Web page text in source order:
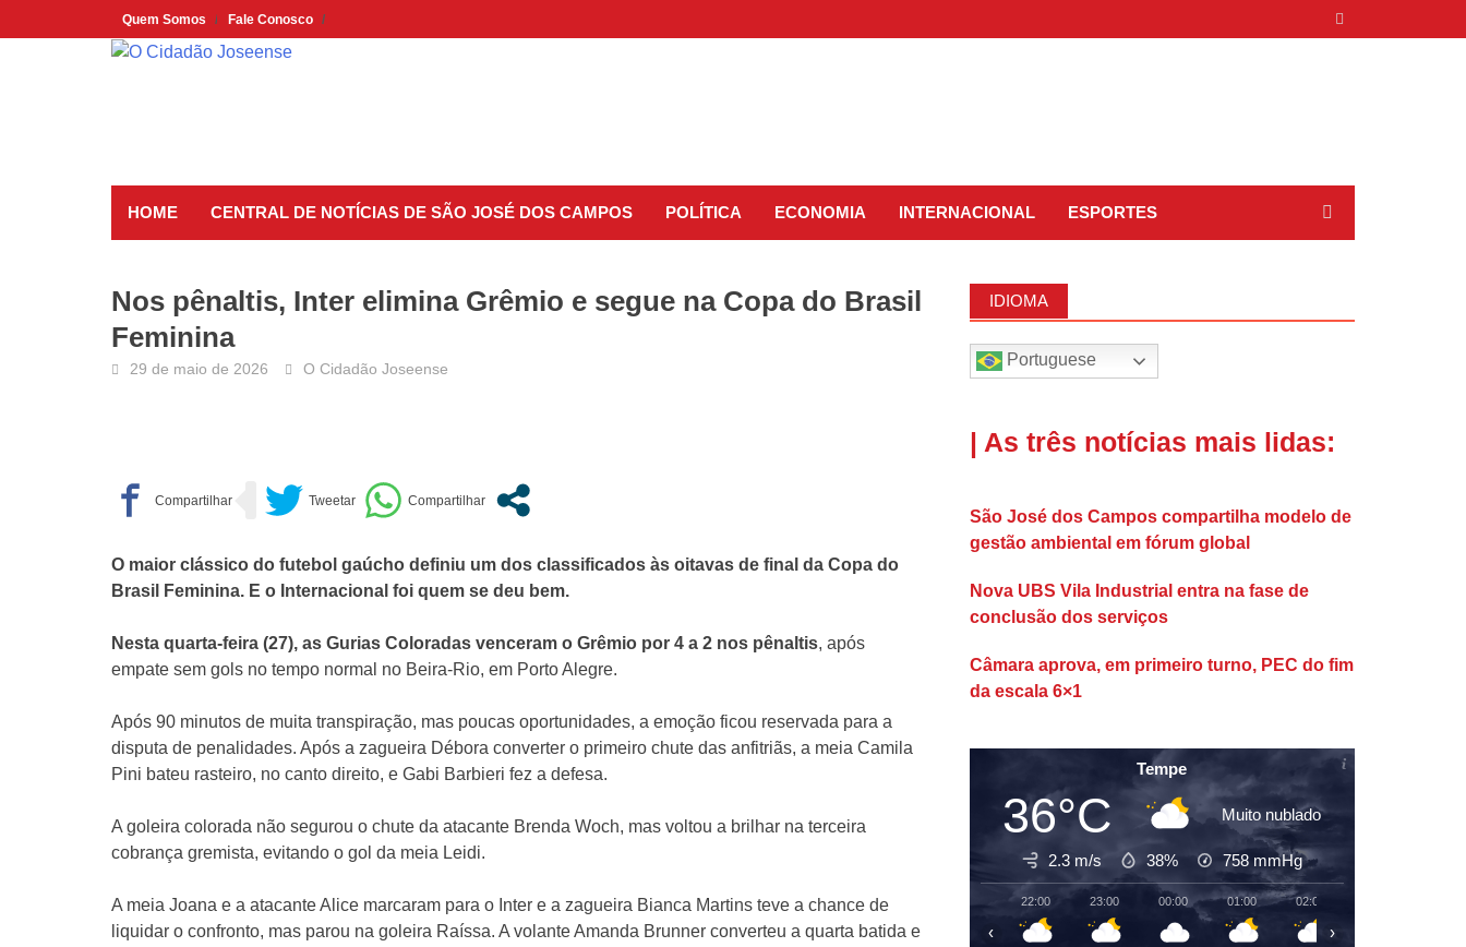
to
Quem Somos Fale Conosco
HOME CENTRAL DE NOTÍCIAS DE SÃO JOSÉ DOS CAMPOS POLÍTICA ECONOMIA INTERNACIONAL ESPORTES
Nos pênaltis, Inter elimina Grêmio e segue na Copa do Brasil
Feminina
29 de maio de 2026 O Cidadão Joseense
O maior clássico do futebol gaúcho definiu um dos classificados às oitavas de final da Copa do
Brasil Feminina. E o Internacional foi quem se deu bem.
Nesta quarta-feira (27), as Gurias Coloradas venceram o Grêmio por 4 a 2 nos pênaltis, após
empate sem gols no tempo normal no Beira-Rio, em Porto Alegre.
Após 90 minutos de muita transpiração, mas poucas oportunidades, a emoção ficou reservada para a
disputa de penalidades. Após a zagueira Débora converter o primeiro chute das anfitriãs, a meia Camila
Pini bateu rasteiro, no canto direito, e Gabi Barbieri fez a defesa.
A goleira colorada não segurou o chute da atacante Brenda Woch, mas voltou a brilhar na terceira
cobrança gremista, evitando o gol da meia Leidi.
A meia Joana e a atacante Alice marcaram para o Inter e a zagueira Bianca Martins teve a chance de
liquidar o confronto, mas parou na goleira Raíssa. A volante Amanda Brunner converteu a quarta batida e
IDIOMA
Portuguese
| As três notícias mais lidas:
São José dos Campos compartilha modelo de
gestão ambiental em fórum global
Nova UBS Vila Industrial entra na fase de
conclusão dos serviços
Câmara aprova, em primeiro turno, PEC do fim
da escala 6×1
Tempe
36°C Muito nublado
2.3 m/s 38% 758 mmHg
22:00 23:00 00:00 01:00 02:00
‹ ›